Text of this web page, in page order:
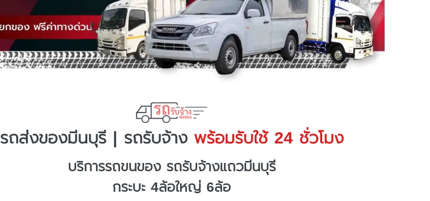
รถส่งของมีนบุรี | รถรับจ้างพร้อมรับใช้ 24 ชั่วโมง
บริการรถขนของ รถรับจ้างแถวมีนบุรี
กระบะ 4ล้อใหญ่ 6ล้อ